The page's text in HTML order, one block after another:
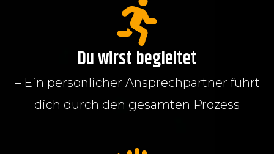
Du wirst begleitet
– Ein persönlicher Ansprechpartner führt
dich durch den gesamten Prozess